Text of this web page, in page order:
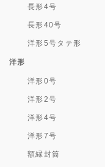
長形4号
長形40号
洋形5号タテ形
洋形
洋形0号
洋形2号
洋形4号
洋形7号
額縁封筒